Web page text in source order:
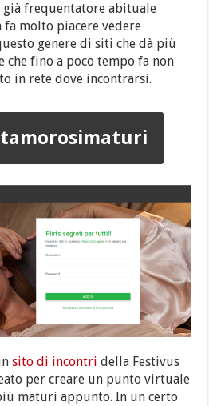
già frequentatore abituale
fa molto piacere vedere
genere di siti che dà più
che fino a poco tempo fa non
in rete dove incontrarsi.
sito di incontri della Festivus
per creare un punto virtuale
maturi appunto. In un certo